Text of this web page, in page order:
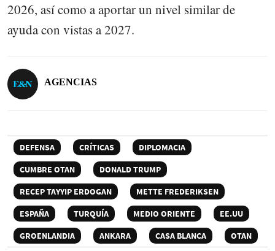
2026, así como a aportar un nivel similar de
ayuda con vistas a 2027.
AGENCIAS
DEFENSA CRÍTICAS
DIPLOMACIA
CUMBRE OTAN
DONALD TRUMP
RECEP TAYYIP ERDOGAN
METTE FREDERIKSEN
ESPAÑA
TURQUÍA MEDIO ORIENTE
EE.UU
GROENLANDIA
ANKARA CASA BLANCA OTAN